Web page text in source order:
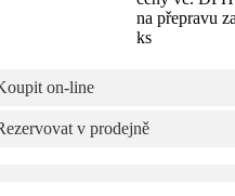
na přepravu
ks
on-line
v prodejně